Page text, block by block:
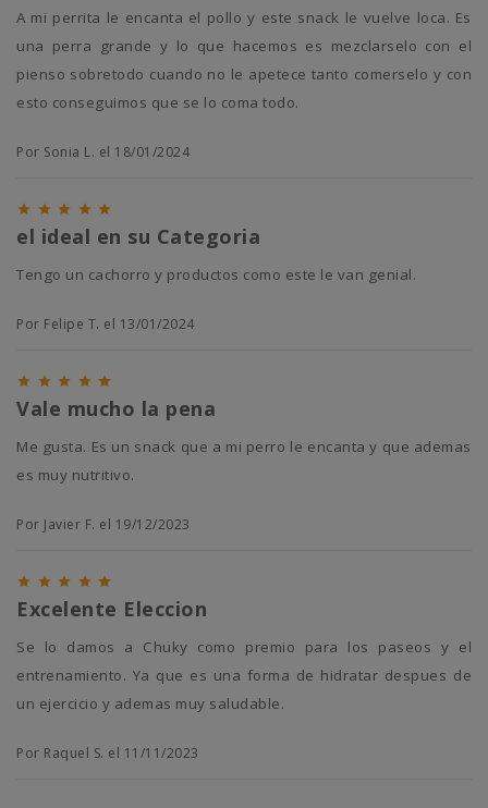
A mi perrita le encanta el pollo y este snack le vuelve loca. Es
una perra grande y lo que hacemos es mezclarselo con el
pienso sobretodo cuando no le apetece tanto comerselo y con
esto conseguimos que se lo coma todo.
Por Sonia L. el 18/01/2024
    
el ideal en su Categoria
Tengo un cachorro y productos como este le van genial.
Por Felipe T. el 13/01/2024
    
Vale mucho la pena
Me gusta. Es un snack que a mi perro le encanta y que ademas
es muy nutritivo.
Por Javier F. el 19/12/2023
    
Excelente Eleccion
Se lo damos a Chuky como premio para los paseos y el
entrenamiento. Ya que es una forma de hidratar despues de
un ejercicio y ademas muy saludable.
Por Raquel S. el 11/11/2023